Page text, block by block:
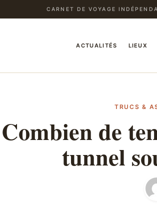
CARNET DE VOYAGE
ACTUALITÉS LIEUX
TRUCS &
Combien de
tunnel